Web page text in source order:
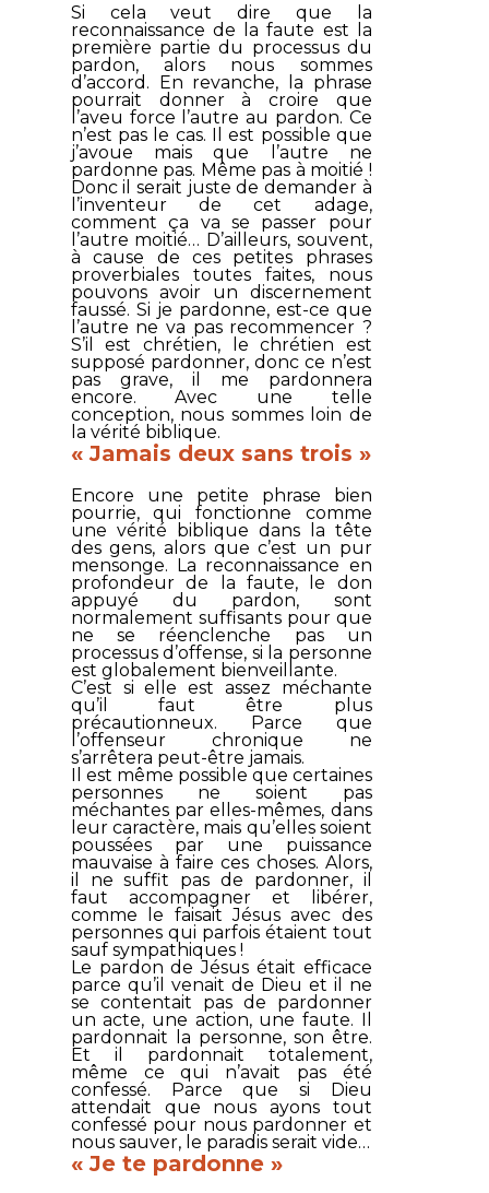
Si cela veut dire que la
reconnaissance de la faute est la
première partie du processus du
pardon, alors nous sommes
d’accord. En revanche, la phrase
pourrait donner à croire que
l’aveu force l’autre au pardon. Ce
n’est pas le cas. Il est possible que
j’avoue mais que l’autre ne
pardonne pas. Même pas à moitié !
Donc il serait juste de demander à
l’inventeur de cet adage,
comment ça va se passer pour
l’autre moitié… D’ailleurs, souvent,
à cause de ces petites phrases
proverbiales toutes faites, nous
pouvons avoir un discernement
faussé. Si je pardonne, est-ce que
l’autre ne va pas recommencer ?
S’il est chrétien, le chrétien est
supposé pardonner, donc ce n’est
pas grave, il me pardonnera
encore. Avec une telle
conception, nous sommes loin de
la vérité biblique.
« Jamais deux sans trois »
Encore une petite phrase bien
pourrie, qui fonctionne comme
une vérité biblique dans la tête
des gens, alors que c’est un pur
mensonge. La reconnaissance en
profondeur de la faute, le don
appuyé du pardon, sont
normalement suffisants pour que
ne se réenclenche pas un
processus d’offense, si la personne
est globalement bienveillante.
C’est si elle est assez méchante
qu’il faut être plus
précautionneux. Parce que
l’offenseur chronique ne
s’arrêtera peut-être jamais.
Il est même possible que certaines
personnes ne soient pas
méchantes par elles-mêmes, dans
leur caractère, mais qu’elles soient
poussées par une puissance
mauvaise à faire ces choses. Alors,
il ne suffit pas de pardonner, il
faut accompagner et libérer,
comme le faisait Jésus avec des
personnes qui parfois étaient tout
sauf sympathiques !
Le pardon de Jésus était efficace
parce qu’il venait de Dieu et il ne
se contentait pas de pardonner
un acte, une action, une faute. Il
pardonnait la personne, son être.
Et il pardonnait totalement,
même ce qui n’avait pas été
confessé. Parce que si Dieu
attendait que nous ayons tout
confessé pour nous pardonner et
nous sauver, le paradis serait vide…
« Je te pardonne »